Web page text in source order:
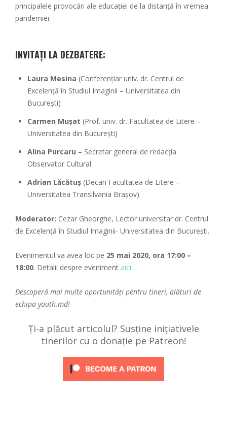
principalele provocări ale educației de la distanță în vremea
pandemiei.
INVITAȚI LA DEZBATERE:
Laura Mesina (Conferențiar univ. dr. Centrul de
Excelență în Studiul Imaginii – Universitatea din
București)
Carmen Mușat (Prof. univ. dr. Facultatea de Litere –
Universitatea din București)
Alina Purcaru – Secretar general de redacția
Observator Cultural
Adrian Lăcătuș (Decan Facultatea de Litere –
Universitatea Transilvania Brașov)
Moderator: Cezar Gheorghe, Lector universitar dr. Centrul
de Excelență în Studiul Imaginii- Universitatea din București.
Evenimentul va avea loc pe 25 mai 2020, ora 17:00 –
18:00. Detalii despre eveniment aici.
Descoperă mai multe oportunități pentru tineri, alături de
echipa youth.md!
Ți-a plăcut articolul? Susține inițiativele
tinerilor cu o donație pe Patreon!